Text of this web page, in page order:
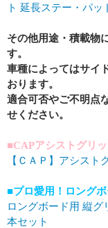
ト 延長ステー・パッ
その他用途・積載物
す。
車種によってはサイ
おります。
適合可否やご不明点
せください。
■CAPアシストグリ
【ＣＡＰ】アシス
■プロ愛用！ロング
ロングボード用 縦
本セット